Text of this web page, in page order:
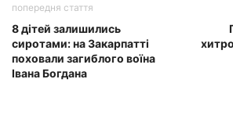
попередня стаття
8 дітей залишились
сиротами: на Закарпатті
поховали загиблого воїна
Івана Богдана